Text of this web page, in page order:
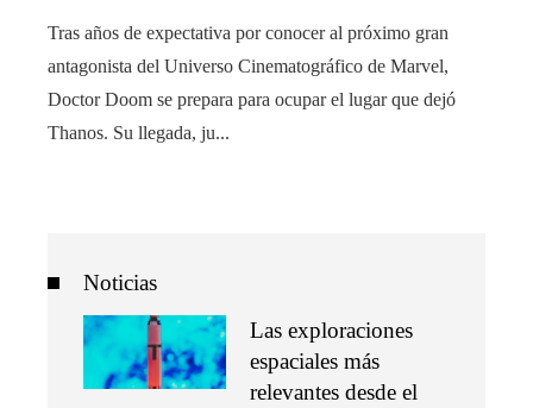
Tras años de expectativa por conocer al próximo gran
antagonista del Universo Cinematográfico de Marvel,
Doctor Doom se prepara para ocupar el lugar que dejó
Thanos. Su llegada, ju...
Noticias
Las exploraciones
espaciales más
relevantes desde el